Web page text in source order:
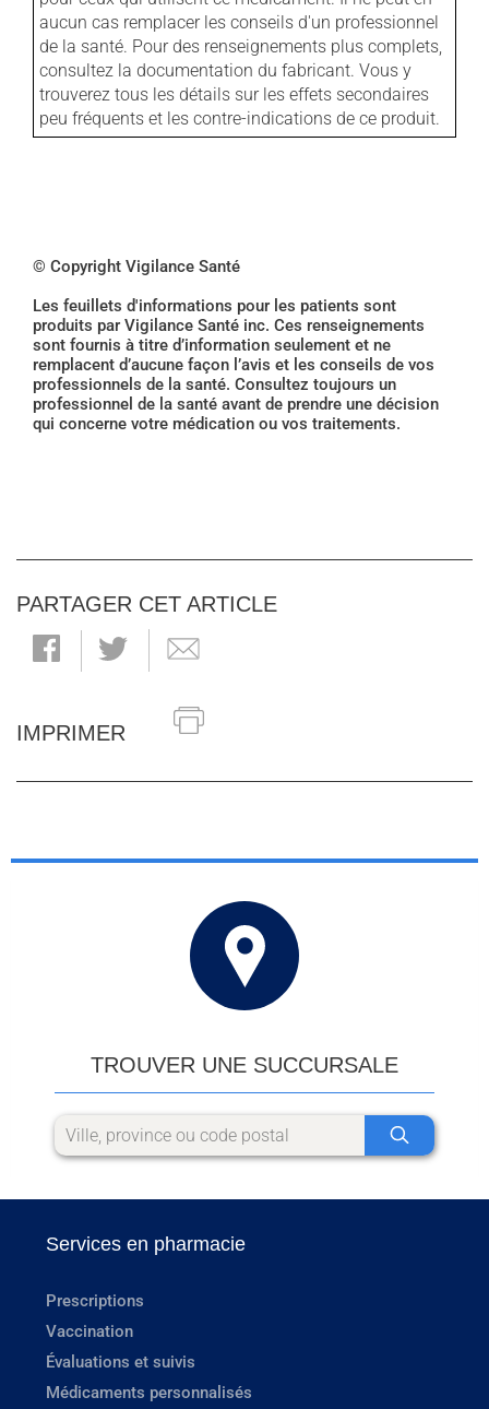
aucun cas remplacer les conseils d'un professionnel
de la santé. Pour des renseignements plus complets,
consultez la documentation du fabricant. Vous y
trouverez tous les détails sur les effets secondaires
peu fréquents et les contre-indications de ce produit.
© Copyright Vigilance Santé
Les feuillets d'informations pour les patients sont
produits par Vigilance Santé inc. Ces renseignements
sont fournis à titre d’information seulement et ne
remplacent d’aucune façon l’avis et les conseils de vos
professionnels de la santé. Consultez toujours un
professionnel de la santé avant de prendre une décision
qui concerne votre médication ou vos traitements.
PARTAGER CET ARTICLE
IMPRIMER
TROUVER UNE SUCCURSALE
Services en pharmacie
Prescriptions
Vaccination
Évaluations et suivis
Médicaments personnalisés